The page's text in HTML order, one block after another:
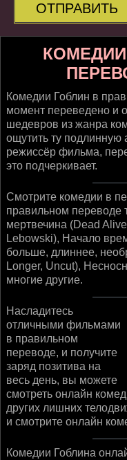
ОТПРАВИТЬ
Комедии Гоблин в
момент переведено и
шедевров из жанра
ощутить ту подлинную
режиссёр фильма,
это подчеркивает.
Смотрите комедии в
правильном переводе
мертвечина (Dead
Lebowski), Начало
больше, длиннее,
Longer, Uncut),
многие другие.
Насладитесь
отличными фильмами
в правильном
переводе, и получите
заряд позитива на
весь день, вы можете
смотреть онлайн
других лишних
и смотрите онлайн
Комедии Гоблина